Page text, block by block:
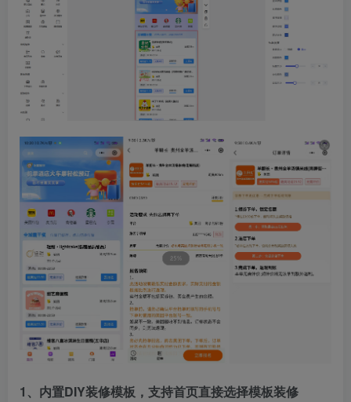
1、内置DIY装修模板，支持首页直接选择模板装修